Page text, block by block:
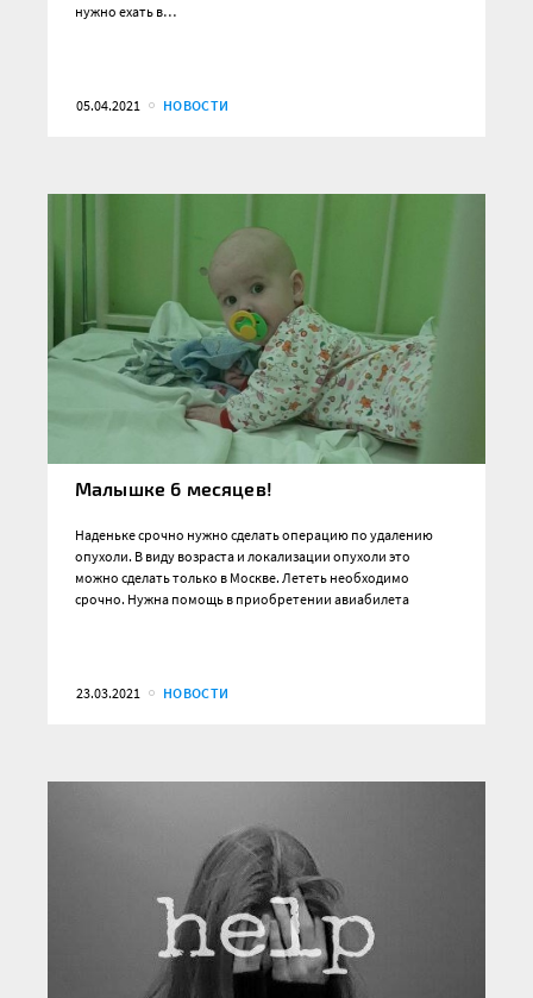
нужно ехать в…
05.04.2021 НОВОСТИ
Малышке 6 месяцев!
Наденьке срочно нужно сделать операцию по удалению
опухоли. В виду возраста и локализации опухоли это
можно сделать только в Москве. Лететь необходимо
срочно. Нужна помощь в приобретении авиабилета
23.03.2021 НОВОСТИ